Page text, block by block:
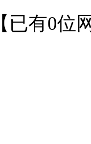
【已有0位